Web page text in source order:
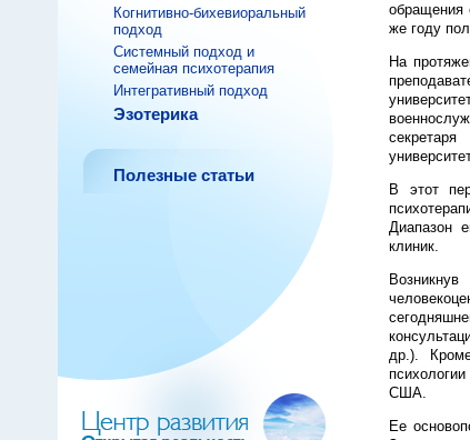
Когнитивно-бихевиоральный
подход
Системный подход и
семейная психотерапия
Интегративный подход
Эзотерика
Полезные статьи
обращения
же году
На
В этот
Диапазон
клиник.
др.).
США.
Ее